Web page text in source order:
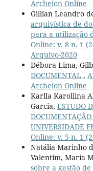
Archeion Online
Gillian Leandro
arquivística de
para a utilização
Online: v. 8 n. 1
Arquivo-2020
Débora Lima,
DOCUMENTAL ,
Archeion Online
Karlla Karollina
Garcia, ESTUDO
UNIVERSIDADE
Online: v. 5 n. 1
Natália Marinho
Valentim, María
sobre a gestão